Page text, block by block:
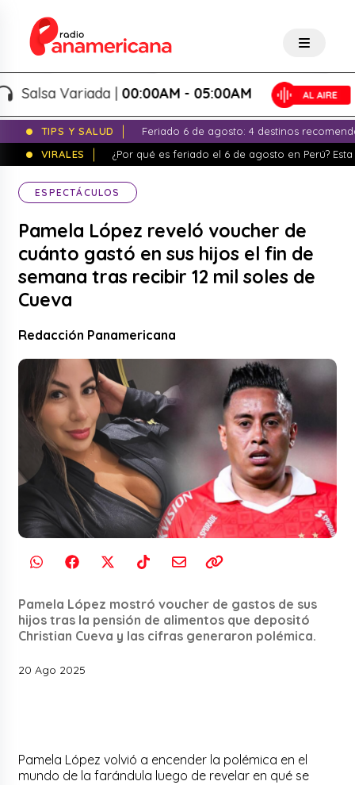
Variada |00:00AM - 05:00AM
TIPS Y SALUD
Feriado 6 de agosto: 4 destinos
VIRALES
¿Por qué es feriado el 6 de agosto en Perú?
ESPECTÁCULOS
Pamela López reveló voucher de
cuánto gastó en sus hijos el fin de
semana tras recibir 12 mil soles de
Cueva
Redacción Panamericana
Pamela López mostró voucher de gastos de sus
hijos tras la pensión de alimentos que depositó
Christian Cueva y las cifras generaron polémica.
20 Ago 2025
Pamela López volvió a encender la polémica en el
mundo de la farándula luego de revelar en qué se